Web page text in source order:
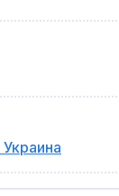
Украина